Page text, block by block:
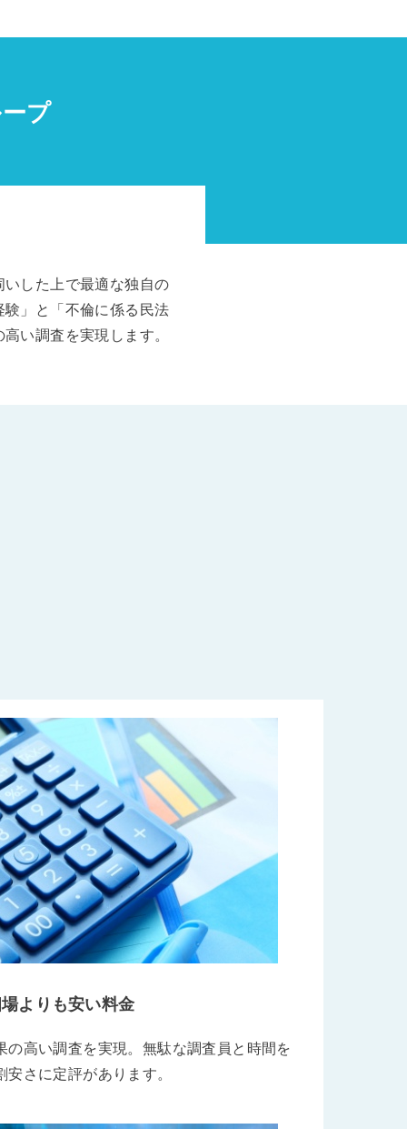
プ
した上で最適な独自の
」と「不倫に係る民法
い調査を実現します。
よりも安い料金
の高い調査を実現。無駄な調査員と時間を
さに定評があります。